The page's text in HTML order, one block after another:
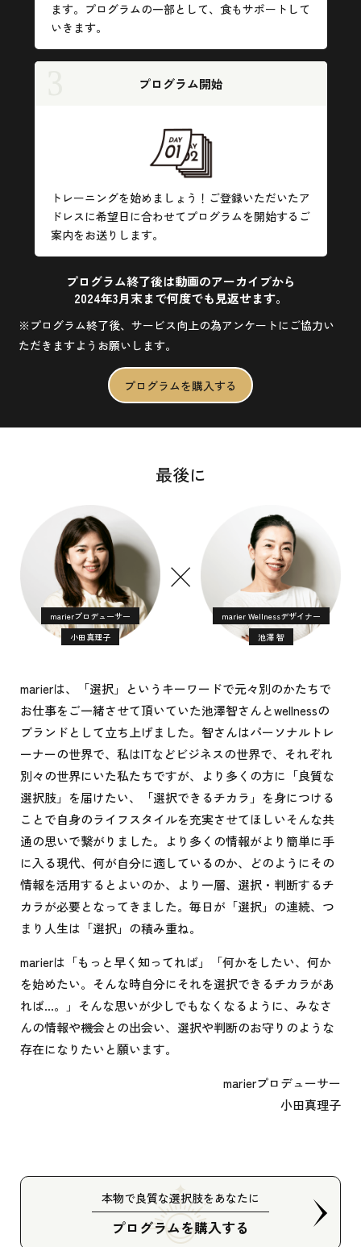
ます。プログラムの一部として、食もサポートして
いきます。
プログラム開始
トレーニングを始めましょう！ご登録いただいたア
ドレスに希望日に合わせてプログラムを開始するご
案内をお送りします。
プログラム終了後は動画のアーカイブから
2024年3月末まで何度でも見返せます。
※プログラム終了後、サービス向上の為アンケートにご協力い
ただきますようお願いします。
プログラムを購入する
最後に
marierプロデューサー
小田真理子
×
marier Wellnessデザイナー
池澤 智
marierは、「選択」というキーワードで元々別のかたちで
お仕事をご一緒させて頂いていた池澤智さんとwellnessの
ブランドとして立ち上げました。智さんはパーソナルトレ
ーナーの世界で、私はITなどビジネスの世界で、それぞれ
別々の世界にいた私たちですが、より多くの方に「良質な
選択肢」を届けたい、「選択できるチカラ」を身につける
ことで自身のライフスタイルを充実させてほしいそんな共
通の思いで繋がりました。より多くの情報がより簡単に手
に入る現代、何が自分に適しているのか、どのようにその
情報を活用するとよいのか、より一層、選択・判断するチ
カラが必要となってきました。毎日が「選択」の連続、つ
まり人生は「選択」の積み重ね。
marierは「もっと早く知ってれば」「何かをしたい、何か
を始めたい。そんな時自分にそれを選択できるチカラがあ
れば…。」そんな思いが少しでもなくなるように、みなさ
んの情報や機会との出会い、選択や判断のお守りのような
存在になりたいと願います。
marierプロデューサー
小田真理子
本物で良質な選択肢をあなたに
プログラムを購入する